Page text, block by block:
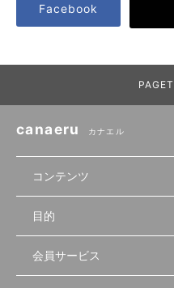
Facebook
canaeru カナエル
コンテンツ
無料開業相談
セミナー情報
物件を探す
目的
店舗運営
会員サービス